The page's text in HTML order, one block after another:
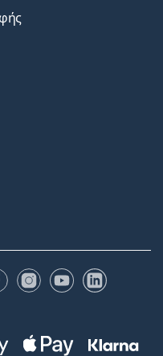
FacebookInstagram
YouTubeLinkedIn